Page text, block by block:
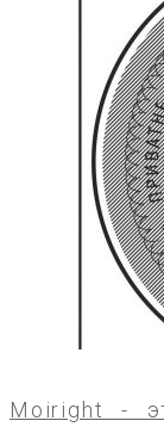
Moiright -